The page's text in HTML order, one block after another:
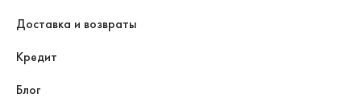
Доставка и возвраты
Кредит
Блог